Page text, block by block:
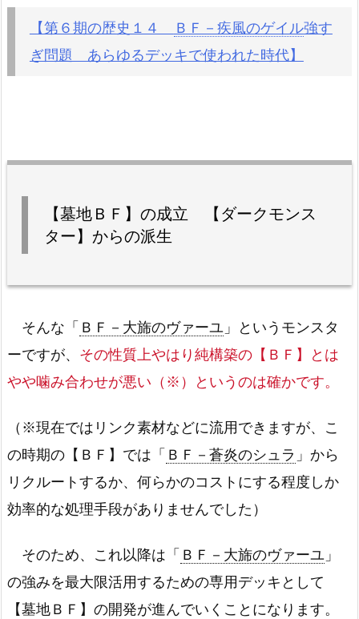
【第６期の歴史１４ ＢＦ－疾風のゲイル強す
ぎ問題 あらゆるデッキで使われた時代】
【墓地ＢＦ】の成立 【ダークモンス
ター】からの派生
そんな「 ＢＦ－大旆のヴァーユ 」というモンスタ
ーですが、 その性質上やはり純構築の【ＢＦ】とは
やや噛み合わせが悪い（※）というのは確かです。
（※現在ではリンク素材などに流用できますが、こ
の時期の【ＢＦ】では「 ＢＦ－蒼炎のシュラ 」から
リクルートするか、何らかのコストにする程度しか
効率的な処理手段がありませんでした）
そのため、これ以降は「 ＢＦ－大旆のヴァーユ 」
の強みを最大限活用するための専用デッキとして
【墓地ＢＦ】の開発が進んでいくことになります。